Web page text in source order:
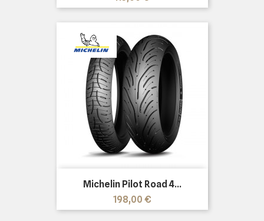
Michelin Pilot Road 4...
Prezzo
198,00 €